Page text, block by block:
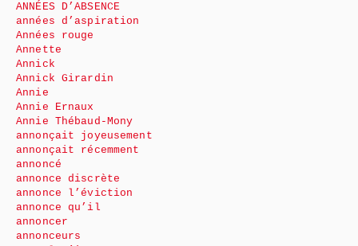
ANNÉES D’ABSENCE
années d’aspiration
Années rouge
Annette
Annick
Annick Girardin
Annie
Annie Ernaux
Annie Thébaud-Mony
annonçait joyeusement
annonçait récemment
annoncé
annonce discrète
annonce l’éviction
annonce qu’il
annoncer
annonceurs